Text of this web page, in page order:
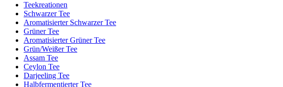
Teekreationen
Schwarzer Tee
Aromatisierter Schwarzer Tee
Grüner Tee
Aromatisierter Grüner Tee
Grün/Weißer Tee
Assam Tee
Ceylon Tee
Darjeeling Tee
Halbfermentierter Tee